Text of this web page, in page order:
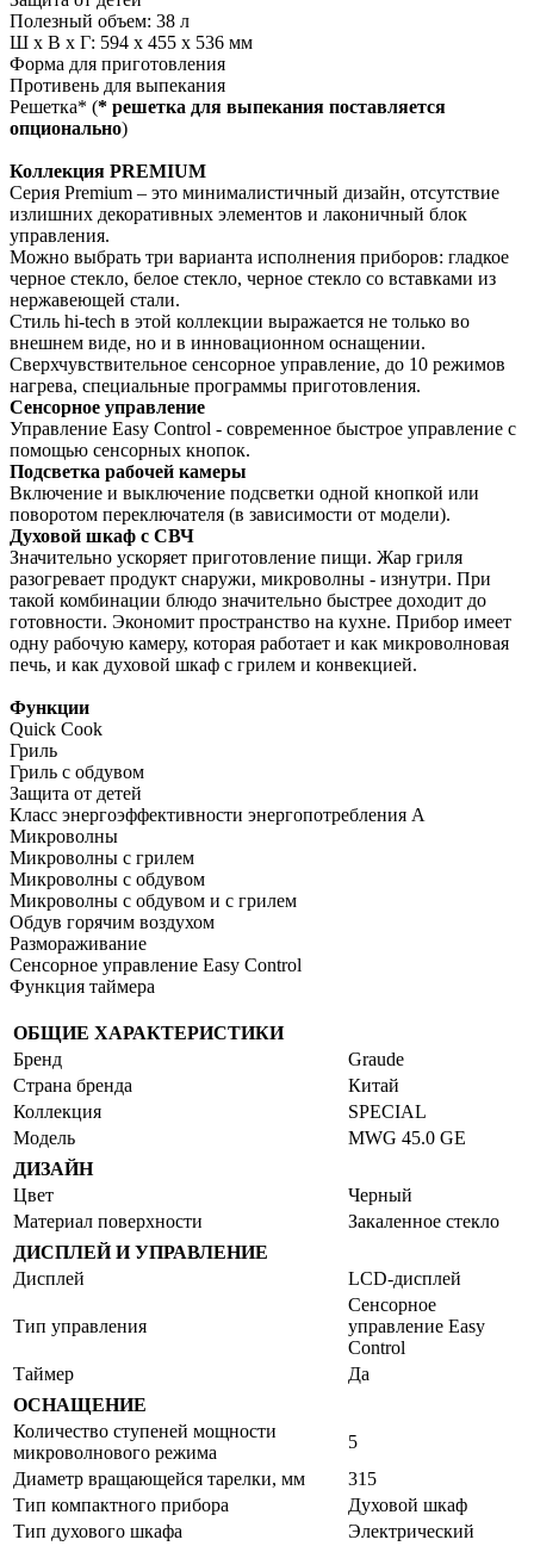
Полезный объем: 38 л
Ш х В х Г: 594 х 455 х 536 мм
Форма для приготовления
Противень для выпекания
Решетка* (* решетка для выпекания поставляется
опционально)
Коллекция PREMIUM
Серия Premium – это минималистичный дизайн, отсутствие
излишних декоративных элементов и лаконичный блок
управления.
Можно выбрать три варианта исполнения приборов: гладкое
черное стекло, белое стекло, черное стекло со вставками из
нержавеющей стали.
Стиль hi-tech в этой коллекции выражается не только во
внешнем виде, но и в инновационном оснащении.
Сверхчувствительное сенсорное управление, до 10 режимов
нагрева, специальные программы приготовления.
Сенсорное управление
Управление Easy Control - современное быстрое управление с
помощью сенсорных кнопок.
Подсветка рабочей камеры
Включение и выключение подсветки одной кнопкой или
поворотом переключателя (в зависимости от модели).
Духовой шкаф с СВЧ
Значительно ускоряет приготовление пищи. Жар гриля
разогревает продукт снаружи, микроволны - изнутри. При
такой комбинации блюдо значительно быстрее доходит до
готовности. Экономит пространство на кухне. Прибор имеет
одну рабочую камеру, которая работает и как микроволновая
печь, и как духовой шкаф с грилем и конвекцией.
Функции
Quick Cook
Гриль
Гриль с обдувом
Защита от детей
Класс энергоэффективности энергопотребления A
Микроволны
Микроволны с грилем
Микроволны с обдувом
Микроволны с обдувом и с грилем
Обдув горячим воздухом
Размораживание
Сенсорное управление Easy Control
Функция таймера
ОБЩИЕ ХАРАКТЕРИСТИКИ
Бренд
Graude
Страна бренда
Китай
Коллекция
SPECIAL
Модель
MWG 45.0 GE
ДИЗАЙН
Цвет
Черный
Материал поверхности
Закаленное стекло
ДИСПЛЕЙ И УПРАВЛЕНИЕ
Дисплей
LCD-дисплей
Тип управления
Сенсорное
управление Easy
Control
Таймер
Да
ОСНАЩЕНИЕ
Количество ступеней мощности
микроволнового режима
5
Диаметр вращающейся тарелки, мм
315
Тип компактного прибора
Духовой шкаф
Тип духового шкафа
Электрический